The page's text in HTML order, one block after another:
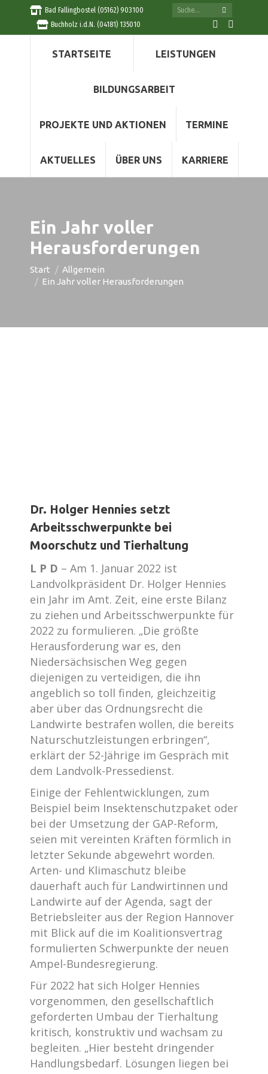
Bad Fallingbostel (05162) 903100
Buchholz i.d.N. (04181) 135010
Search:
Facebook
opens
STARTSEITE LEISTUNGEN
BILDUNGSARBEIT
PROJEKTE UND AKTIONEN TERMINE
AKTUELLES ÜBER UNS KARRIERE
Ein Jahr voller
Herausforderungen
Sie befinden sich hier:
Start
Allgemein
Ein Jahr voller Herausforderungen
Dr. Holger Hennies setzt
Arbeitsschwerpunkte bei
Moorschutz und Tierhaltung
L P D – Am 1. Januar 2022 ist
Landvolkpräsident Dr. Holger Hennies
ein Jahr im Amt. Zeit, eine erste Bilanz
zu ziehen und Arbeitsschwerpunkte für
2022 zu formulieren. „Die größte
Herausforderung war es, den
Niedersächsischen Weg gegen
diejenigen zu verteidigen, die ihn
angeblich so toll finden, gleichzeitig
aber über das Ordnungsrecht die
Landwirte bestrafen wollen, die bereits
Naturschutzleistungen erbringen“,
erklärt der 52-Jährige im Gespräch mit
dem Landvolk-Pressedienst.
Einige der Fehlentwicklungen, zum
Beispiel beim Insektenschutzpaket oder
bei der Umsetzung der GAP-Reform,
seien mit vereinten Kräften förmlich in
letzter Sekunde abgewehrt worden.
Arten- und Klimaschutz bleibe
dauerhaft auch für Landwirtinnen und
Landwirte auf der Agenda, sagt der
Betriebsleiter aus der Region Hannover
mit Blick auf die im Koalitionsvertrag
formulierten Schwerpunkte der neuen
Ampel-Bundesregierung.
Für 2022 hat sich Holger Hennies
vorgenommen, den gesellschaftlich
geforderten Umbau der Tierhaltung
kritisch, konstruktiv und wachsam zu
begleiten. „Hier besteht dringender
Handlungsbedarf. Lösungen liegen bei